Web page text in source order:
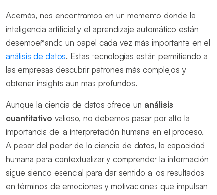
Además, nos encontramos en un momento donde la
inteligencia artificial y el aprendizaje automático están
desempeñando un papel cada vez más importante en el
análisis de datos. Estas tecnologías están permitiendo a
las empresas descubrir patrones más complejos y
obtener insights aún más profundos.
Aunque la ciencia de datos ofrece un análisis
cuantitativo valioso, no debemos pasar por alto la
importancia de la interpretación humana en el proceso.
A pesar del poder de la ciencia de datos, la capacidad
humana para contextualizar y comprender la información
sigue siendo esencial para dar sentido a los resultados
en términos de emociones y motivaciones que impulsan